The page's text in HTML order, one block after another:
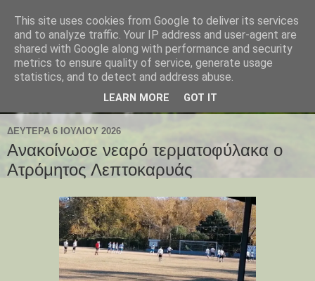
ΔΕΥΤΈΡΑ 6 ΙΟΥΛΊΟΥ 2026
Ανακοίνωσε νεαρό τερματοφύλακα ο
Ατρόμητος Λεπτοκαρυάς
This site uses cookies from Google to deliver its services
and to analyze traffic. Your IP address and user-agent are
shared with Google along with performance and security
metrics to ensure quality of service, generate usage
statistics, and to detect and address abuse.
LEARN MORE GOT IT